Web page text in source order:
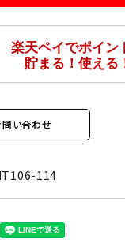
問い合わせ
114